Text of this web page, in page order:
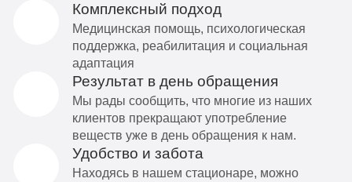
Комплексный подход
Медицинская помощь, психологическая
поддержка, реабилитация и социальная
адаптация
Результат в день обращения
Мы рады сообщить, что многие из наших
клиентов прекращают употребление
веществ уже в день обращения к нам.
Удобство и забота
Находясь в нашем стационаре, можно